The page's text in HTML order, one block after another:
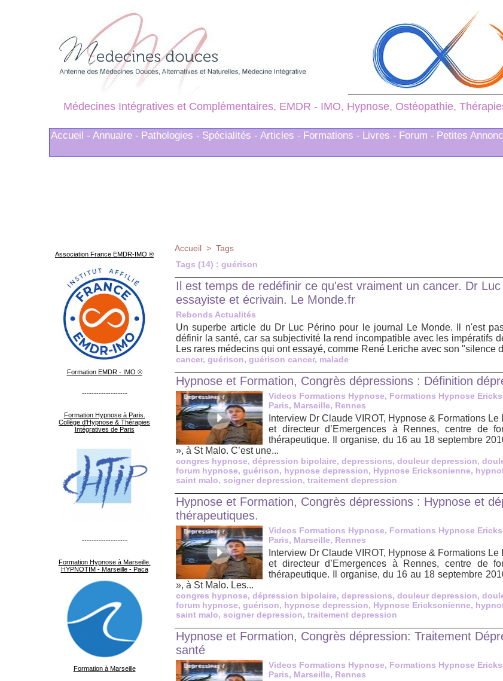
Médecines Intégratives et Complémentaires, EMDR - IMO, Hypnose, Ostéopathie,
Accueil - Annuaire - Pathologies - Spécialités - Articles - Formations - Livres - Forum - Petites
Association France EMDR-IMO ®
Formation EMDR - IMO ®
-------------------
Formation Hypnose à Paris.
Collège d'Hypnose & Thérapies
Intégratives de Paris
-------------------
Formation Hypnose à Marseille.
HYPNOTIM - Marseille - Paca
Formation à Marseille
Accueil > Tags
Tags (14) : guérison
Il est temps de redéfinir ce qu'est vraiment un cancer. Dr
essayiste et écrivain. Le Monde.fr
Rebonds Actualités
Un superbe article du Dr Luc Périno pour le journal Le Monde. Il n'est
définir la santé, car sa subjectivité la rend incompatible avec les impératifs
Les rares médecins qui ont essayé, comme René Leriche avec son "silence
cancer, guérison, guérison cancer, malade
Hypnose et Formation, Congrès dépressions : Définition
Videos Formations Hypnose, Formations Hypnose
Paris, Marseille, Rennes
Interview Dr Claude VIROT, Hypnose & Formations
et directeur d’Emergences à Rennes, centre de
thérapeutique. Il organise, du 16 au 18 septembre
», à St Malo. C’est une...
congres hypnose, dépression bipolaire, depressions, douleur depression,
forum hypnose, guérison, hypnose depression, Hypnose Ericksonienne,
saint malo, soigner depression, traitement depression
Hypnose et Formation, Congrès dépressions : Hypnose et
thérapeutiques.
Videos Formations Hypnose, Formations Hypnose
Paris, Marseille, Rennes
Interview Dr Claude VIROT, Hypnose & Formations
et directeur d’Emergences à Rennes, centre de
thérapeutique. Il organise, du 16 au 18 septembre
», à St Malo. Les...
congres hypnose, dépression bipolaire, depressions, douleur depression,
forum hypnose, guérison, hypnose depression, Hypnose Ericksonienne,
saint malo, soigner depression, traitement depression
Hypnose et Formation, Congrès dépression: Traitement
santé
Videos Formations Hypnose, Formations Hypnose
Paris, Marseille, Rennes